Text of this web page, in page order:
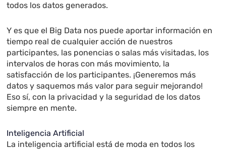
todos los datos generados.
Y es que el Big Data nos puede aportar información en
tiempo real de cualquier acción de nuestros
participantes, las ponencias o salas más visitadas, los
intervalos de horas con más movimiento, la
satisfacción de los participantes. ¡Generemos más
datos y saquemos más valor para seguir mejorando!
Eso sí, con la privacidad y la seguridad de los datos
siempre en mente.
Inteligencia Artificial
La inteligencia artificial está de moda en todos los